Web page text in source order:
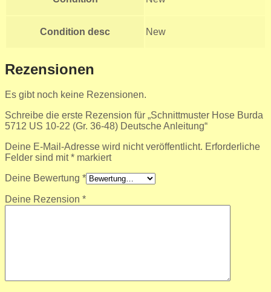
Condition desc New
Rezensionen
Es gibt noch keine Rezensionen.
Schreibe die erste Rezension für „Schnittmuster Hose Burda
5712 US 10-22 (Gr. 36-48) Deutsche Anleitung“
Deine E-Mail-Adresse wird nicht veröffentlicht. Erforderliche
Felder sind mit* markiert
Deine Bewertung *
Deine Rezension *